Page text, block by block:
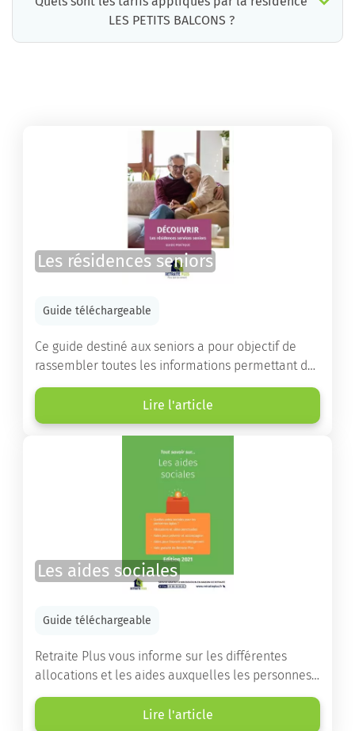
LES PETITS BALCONS ?
Les résidences seniors
Guide téléchargeable
Ce guide destiné aux seniors a pour objectif de
rassembler toutes les informations permettant de
choisir la résidence services seniors adaptée.
Lire l'article
Les aides sociales
Guide téléchargeable
Retraite Plus vous informe sur les différentes
allocations et les aides auxquelles les personnes
âgées ont droit pour financer un séjour en maison
de retraite ou un maintien à domicile.
Lire l'article